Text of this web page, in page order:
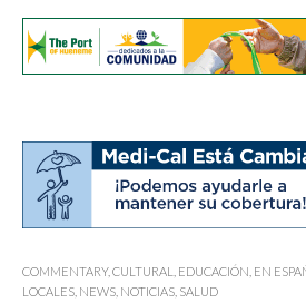
COMMENTARY, CULTURAL EDUCACIÓN EN
LOCALES NEWS NOTICIAS SALUD